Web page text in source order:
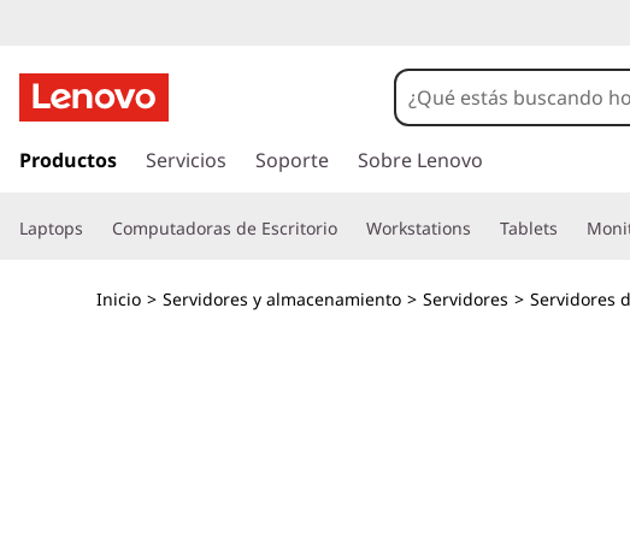
h
n
k
r
c
Productos Servicios Soporte Sobre Lenovo
Laptops Computadoras de Escritorio Workstations Tablets
Inicio > Servidores y almacenamiento > Servidores > Servidores